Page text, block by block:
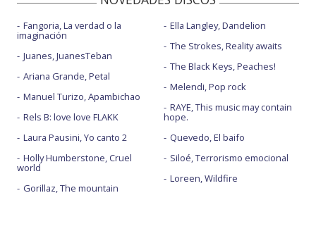
Fangoria, La verdad o la
imaginación
Juanes, JuanesTeban
Ariana Grande, Petal
Manuel Turizo, Apambichao
Rels B: love love FLAKK
Laura Pausini, Yo canto 2
Holly Humberstone, Cruel
world
Gorillaz, The mountain
Ella Langley, Dandelion
The Strokes, Reality awaits
The Black Keys, Peaches!
Melendi, Pop rock
RAYE, This music may contain
hope.
Quevedo, El baifo
Siloé, Terrorismo emocional
Loreen, Wildfire